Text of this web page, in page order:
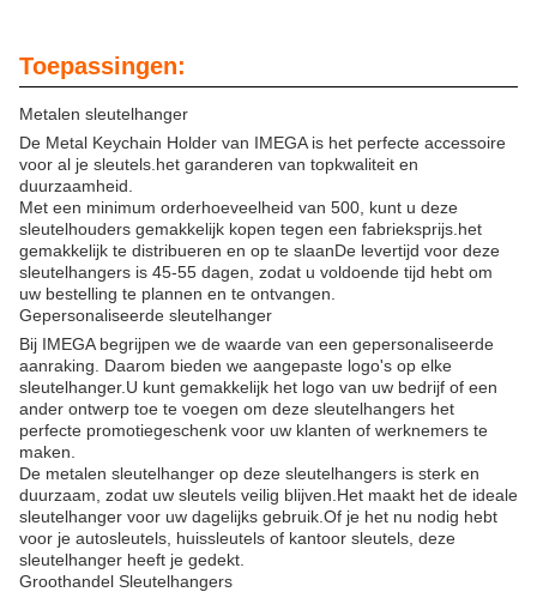
Toepassingen:
Metalen sleutelhanger
De Metal Keychain Holder van IMEGA is het perfecte accessoire
voor al je sleutels.het garanderen van topkwaliteit en
duurzaamheid.
Met een minimum orderhoeveelheid van 500, kunt u deze
sleutelhouders gemakkelijk kopen tegen een fabrieksprijs.het
gemakkelijk te distribueren en op te slaanDe levertijd voor deze
sleutelhangers is 45-55 dagen, zodat u voldoende tijd hebt om
uw bestelling te plannen en te ontvangen.
Gepersonaliseerde sleutelhanger
Bij IMEGA begrijpen we de waarde van een gepersonaliseerde
aanraking. Daarom bieden we aangepaste logo's op elke
sleutelhanger.U kunt gemakkelijk het logo van uw bedrijf of een
ander ontwerp toe te voegen om deze sleutelhangers het
perfecte promotiegeschenk voor uw klanten of werknemers te
maken.
De metalen sleutelhanger op deze sleutelhangers is sterk en
duurzaam, zodat uw sleutels veilig blijven.Het maakt het de ideale
sleutelhanger voor uw dagelijks gebruik.Of je het nu nodig hebt
voor je autosleutels, huissleutels of kantoor sleutels, deze
sleutelhanger heeft je gedekt.
Groothandel Sleutelhangers